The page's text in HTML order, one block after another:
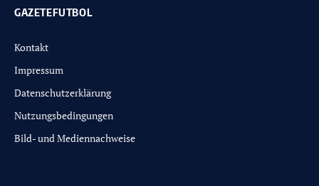
GAZETEFUTBOL
Kontakt
Impressum
Datenschutzerklärung
Nutzungsbedingungen
Bild- und Mediennachweise